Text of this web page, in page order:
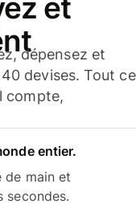
et
dépensez et
devises. Tout ce
compte,
entier.
de main et
secondes.